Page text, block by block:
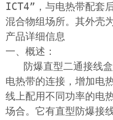
ICT4”，与电热带配套
混合物组场所。其外壳
产品详细信息
一、概述：
防爆直型二通接线盒
电热带的连接，增加电
线上配用不同功率的电
场合。它有直型防爆接